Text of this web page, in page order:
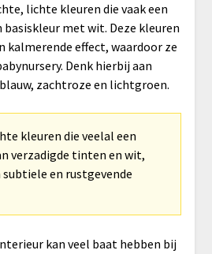
lichte kleuren die vaak een
basiskleur met wit. Deze kleuren
kalmerende effect, waardoor ze
Denk hierbij aan
zachtroze en lichtgroen.
kleuren die veelal een
verzadigde tinten en wit,
en rustgevende
kan veel baat hebben bij